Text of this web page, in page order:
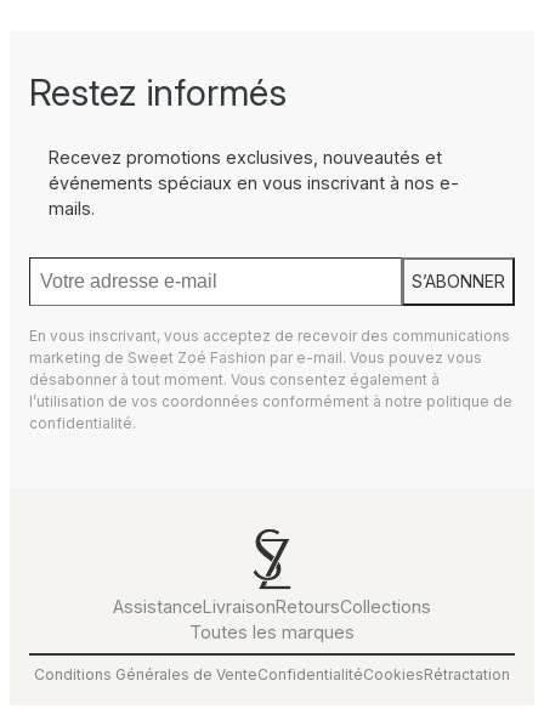
Restez informés
Recevez promotions exclusives, nouveautés et
événements spéciaux en vous inscrivant à nos e-
mails.
S’ABONNER
En vous inscrivant, vous acceptez de recevoir des communications
marketing de Sweet Zoé Fashion par e-mail. Vous pouvez vous
désabonner à tout moment. Vous consentez également à
l’utilisation de vos coordonnées conformément à notre politique de
confidentialité.
AssistanceLivraisonRetoursCollections
Toutes les marques
Conditions Générales de VenteConfidentialitéCookiesRétractation